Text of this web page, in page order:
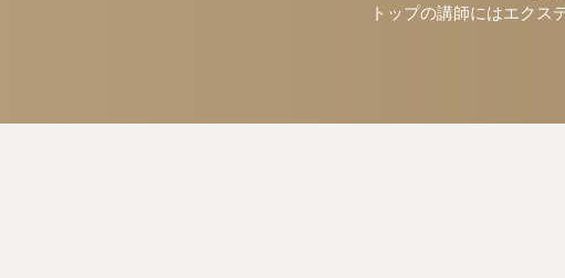
トップの講師にはエクス